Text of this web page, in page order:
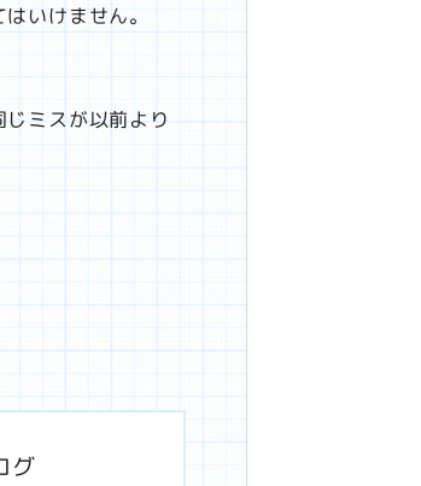
いけません。
ミスが以前より
グ